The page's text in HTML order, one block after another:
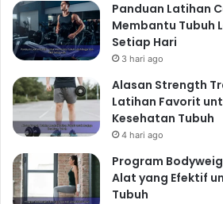
Panduan Latihan
Membantu Tubuh
Setiap Hari
3 hari ago
Alasan Strength
Latihan Favorit
Kesehatan Tubuh
4 hari ago
Program
Alat yang Efektif
Tubuh